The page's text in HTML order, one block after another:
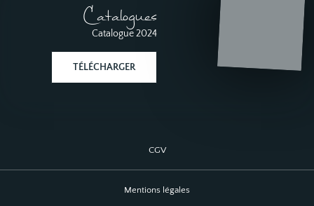
Catalogues
Catalogue 2024
TÉLÉCHARGER
CGV
Mentions légales